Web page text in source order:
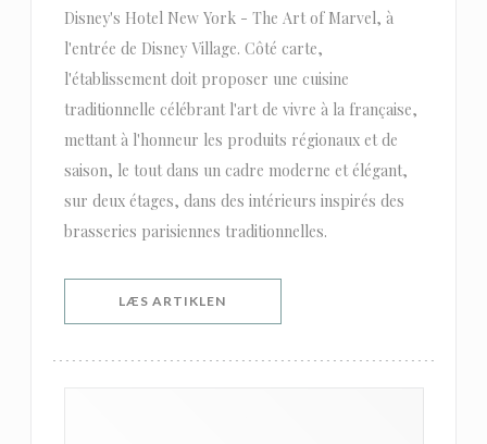
Disney's Hotel New York - The Art of Marvel, à
l'entrée de Disney Village. Côté carte,
l'établissement doit proposer une cuisine
traditionnelle célébrant l'art de vivre à la française,
mettant à l'honneur les produits régionaux et de
saison, le tout dans un cadre moderne et élégant,
sur deux étages, dans des intérieurs inspirés des
brasseries parisiennes traditionnelles.
LÆS ARTIKLEN